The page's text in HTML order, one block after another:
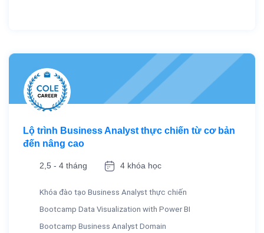
Lộ trình Business Analyst thực chiến từ cơ bản
đến nâng cao
2,5 - 4 tháng 4 khóa học
Khóa đào tạo Business Analyst thực chiến
Bootcamp Data Visualization with Power BI
Bootcamp Business Analyst Domain